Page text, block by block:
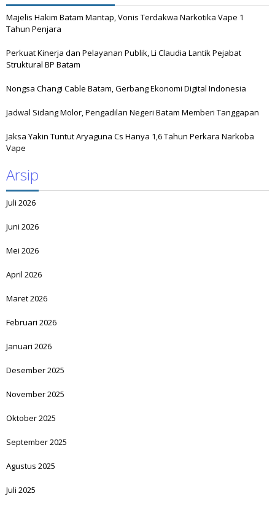
Majelis Hakim Batam Mantap, Vonis Terdakwa Narkotika Vape 1
Tahun Penjara
Perkuat Kinerja dan Pelayanan Publik, Li Claudia Lantik Pejabat
Struktural BP Batam
Nongsa Changi Cable Batam, Gerbang Ekonomi Digital Indonesia
Jadwal Sidang Molor, Pengadilan Negeri Batam Memberi Tanggapan
Jaksa Yakin Tuntut Aryaguna Cs Hanya 1,6 Tahun Perkara Narkoba
Vape
Arsip
Juli 2026
Juni 2026
Mei 2026
April 2026
Maret 2026
Februari 2026
Januari 2026
Desember 2025
November 2025
Oktober 2025
September 2025
Agustus 2025
Juli 2025